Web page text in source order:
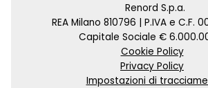
Renord S.p.a.
REA Milano 810796 | P.IVA e C.F.
Capitale Sociale €
Cookie Policy
Privacy Policy
Impostazioni di